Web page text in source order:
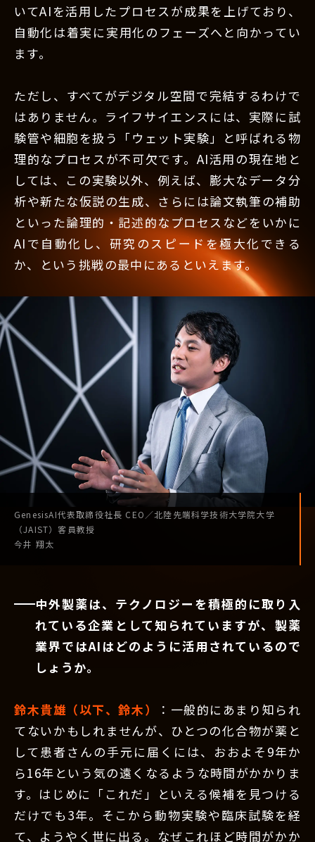
いてAIを活用したプロセスが成果を上げており、
自動化は着実に実用化のフェーズへと向かってい
ます。
ただし、すべてがデジタル空間で完結するわけで
はありません。ライフサイエンスには、実際に試
験管や細胞を扱う「ウェット実験」と呼ばれる物
理的なプロセスが不可欠です。AI活用の現在地と
しては、この実験以外、例えば、膨大なデータ分
析や新たな仮説の生成、さらには論文執筆の補助
といった論理的・記述的なプロセスなどをいかに
AIで自動化し、研究のスピードを極大化できる
か、という挑戦の最中にあるといえます。
GenesisAI代表取締役社長 CEO ／北陸先端科学技術大学院大学
（JAIST）客員教授
今井 翔太
中外製薬は、テクノロジーを積極的に取り入
れている企業として知られていますが、製薬
業界ではAIはどのように活用されているので
しょうか。
鈴木貴雄（以下、鈴木）
：一般的にあまり知られ
てないかもしれませんが、ひとつの化合物が薬と
して患者さんの手元に届くには、おおよそ9年か
ら16年という気の遠くなるような時間がかかりま
す。はじめに「これだ」といえる候補を見つける
だけでも3年。そこから動物実験や臨床試験を経
て、ようやく世に出る。なぜこれほど時間がかか